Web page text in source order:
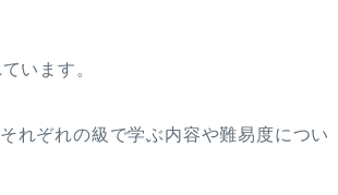
います。
れぞれの級で学ぶ内容や難易度につい